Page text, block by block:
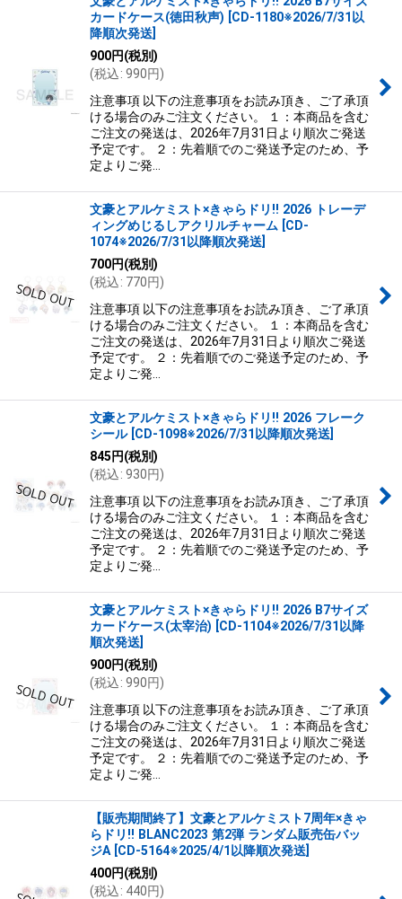
カードケース(徳田秋声)
CD-1180※2026/7/31以
降順次発送
900円(税別)
(税込: 990円)
注意事項 以下の注意事項をお読み頂き、ご了承頂
ける場合のみご注文ください。 １：本商品を含む
ご注文の発送は、2026年7月31日より順次ご発送
予定です。 ２：先着順でのご発送予定のため、予
定よりご発…
文豪とアルケミスト×きゃらドリ!! 2026 トレーデ
ィングめじるしアクリルチャーム
CD-
1074※2026/7/31以降順次発送
700円(税別)
(税込: 770円)
注意事項 以下の注意事項をお読み頂き、ご了承頂
ける場合のみご注文ください。 １：本商品を含む
ご注文の発送は、2026年7月31日より順次ご発送
予定です。 ２：先着順でのご発送予定のため、予
定よりご発…
文豪とアルケミスト×きゃらドリ!! 2026 フレーク
シール CD-1098※2026/7/31以降順次発送
845円(税別)
(税込: 930円)
注意事項 以下の注意事項をお読み頂き、ご了承頂
ける場合のみご注文ください。 １：本商品を含む
ご注文の発送は、2026年7月31日より順次ご発送
予定です。 ２：先着順でのご発送予定のため、予
定よりご発…
文豪とアルケミスト×きゃらドリ!! 2026 B7サイズ
カードケース(太宰治)
CD-1104※2026/7/31以降
順次発送
900円(税別)
(税込: 990円)
注意事項 以下の注意事項をお読み頂き、ご了承頂
ける場合のみご注文ください。 １：本商品を含む
ご注文の発送は、2026年7月31日より順次ご発送
予定です。 ２：先着順でのご発送予定のため、予
定よりご発…
【販売期間終了】文豪とアルケミスト7周年×きゃ
らドリ!! BLANC2023 第2弾 ランダム販売缶バッ
ジA CD-5164※2025/4/1以降順次発送
400円(税別)
(税込: 440円)